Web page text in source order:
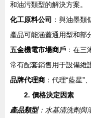
和油污類型的解決方案。
化工原料公司 ：與油墨類
產品可能涵蓋通用型和部
五金機電市場商戶 ：在三
常有配套銷售用于設備維
品牌代理商 ：代理“藍星”
2. 價格決定因素
產品類型：水基清洗劑與